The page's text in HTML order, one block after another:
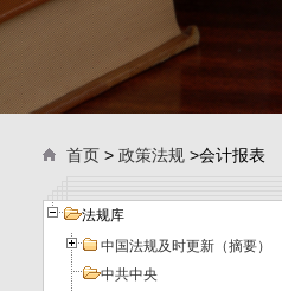
首页> 政策法规>会计报表
法规库
中国法规及时更新（摘要）
中共中央